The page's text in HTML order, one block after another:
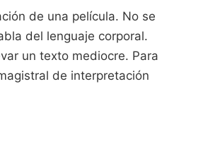
de una película. No se
del lenguaje corporal.
un texto mediocre. Para
de interpretación